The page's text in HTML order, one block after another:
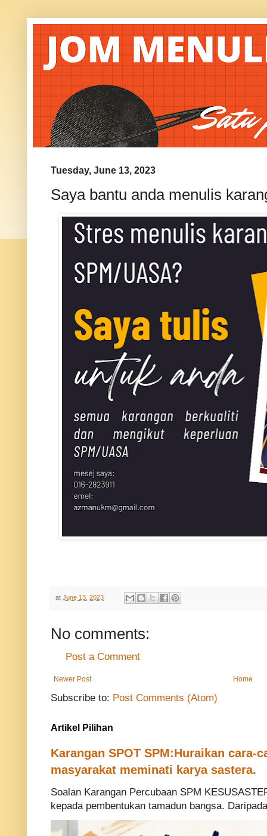
Tuesday, June 13, 2023
Saya bantu anda menulis
at June 13, 2023
No comments:
Post a Comment
Newer Post Home
Subscribe to: Post Comments (Atom)
Artikel Pilihan
Karangan SPOT SPM:Huraikan cara-
masyarakat meminati karya sastera.
Soalan Karangan Percubaan SPM
kepada pembentukan tamadun bangsa.